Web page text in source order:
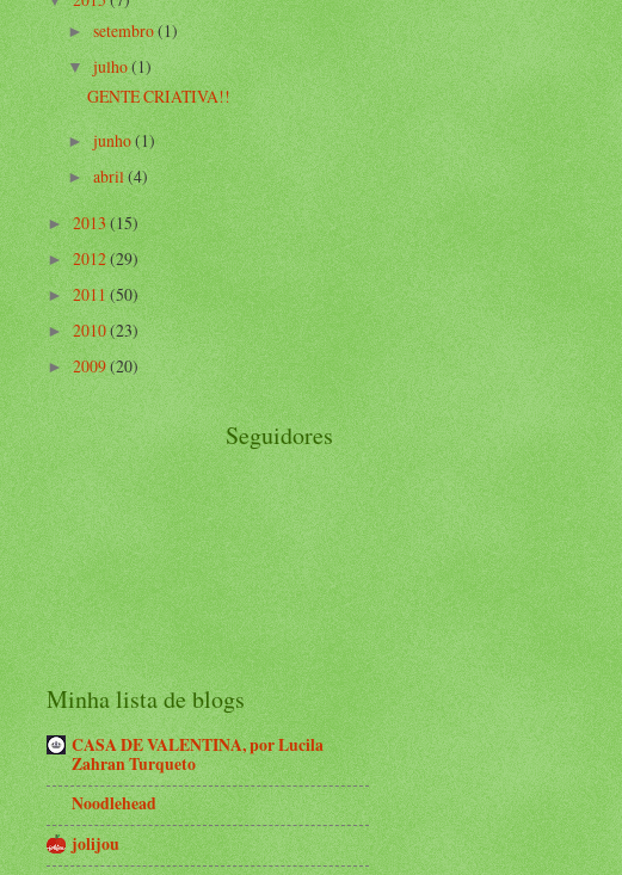
►setembro(1)
▼julho(1)
GENTE CRIATIVA!!
►junho(1)
►abril(4)
►2013(15)
►2012(29)
►2011(50)
►2010(23)
►2009(20)
Seguidores
Minha lista de blogs
CASA DE VALENTINA, por Lucila
Zahran Turqueto
Noodlehead
jolijou